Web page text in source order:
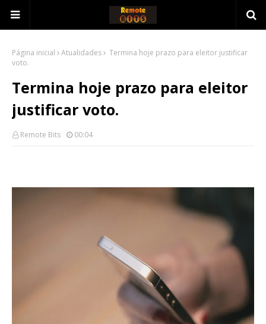
Página inicial Atualidades
Termina hoje prazo para eleitor justificar
voto.
Termina hoje prazo para eleitor
justificar voto.
Remote Bits 00:04